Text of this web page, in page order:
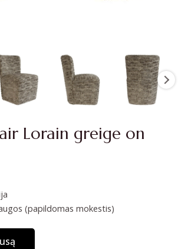
Lorain greige on
(papildomas mokestis)